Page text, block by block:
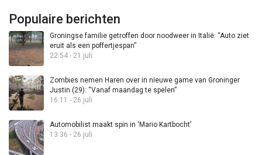
Populaire berichten
Groningse familie getroffen door noodweer in Italië: “Auto ziet
eruit als een poffertjespan”
22:54 - 21 juli
Zombies nemen Haren over in nieuwe game van Groninger
Justin (29): “Vanaf maandag te spelen”
16:11 - 26 juli
Automobilist maakt spin in ‘Mario Kartbocht’
13:36 - 26 juli